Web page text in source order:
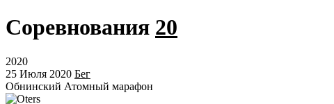
Соревнования 20
2020
25 Июля 2020 Бег
Обнинский Атомный марафон